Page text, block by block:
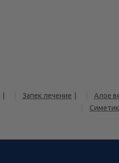
Запек лечение Алое